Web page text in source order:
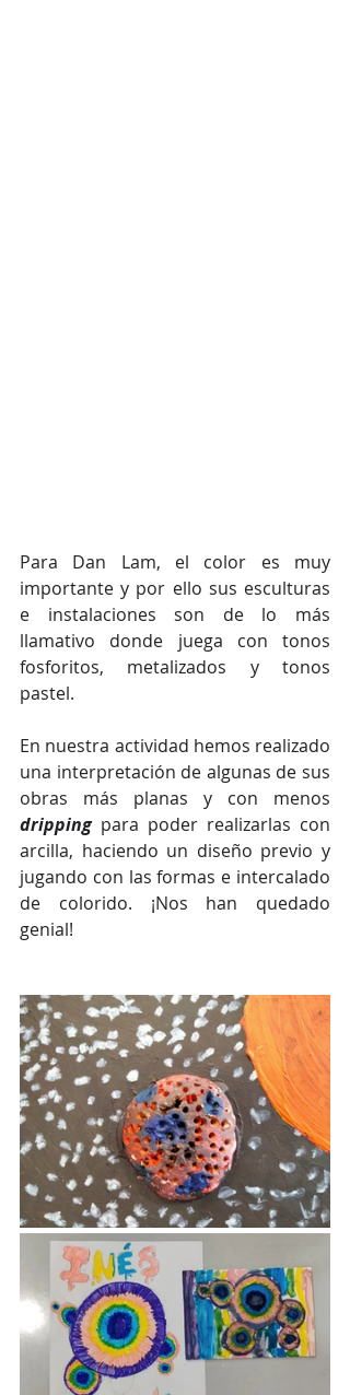
Para Dan Lam, el color es muy
importante y por ello sus esculturas
e instalaciones son de lo más
llamativo donde juega con tonos
fosforitos, metalizados y tonos
pastel.
En nuestra actividad hemos realizado
una interpretación de algunas de sus
dripping para poder realizarlas con
arcilla, haciendo un diseño previo y
jugando con las formas e intercalado
de colorido. ¡Nos han quedado
genial!